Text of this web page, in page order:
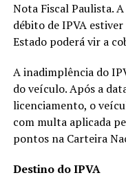
Nota Fiscal Paulista.
débito de IPVA
Estado poderá vir a
A inadimplência do
do veículo. Após a
licenciamento, o
com multa aplicada
pontos na Carteira
Destino do IPVA